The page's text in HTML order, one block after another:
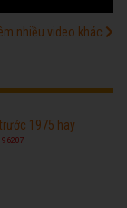
nhiều video khác
1975 hay
96207